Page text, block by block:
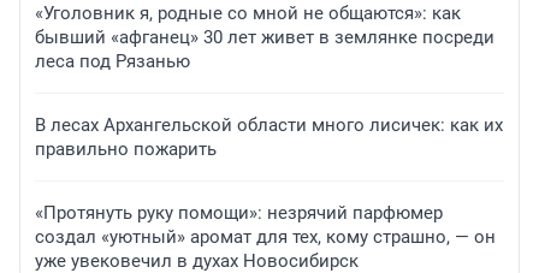
«Уголовник я, родные со мной не общаются»: как
бывший «афганец» 30 лет живет в землянке посреди
леса под Рязанью
В лесах Архангельской области много лисичек: как их
правильно пожарить
«Протянуть руку помощи»: незрячий парфюмер
создал «уютный» аромат для тех, кому страшно, — он
уже увековечил в духах Новосибирск